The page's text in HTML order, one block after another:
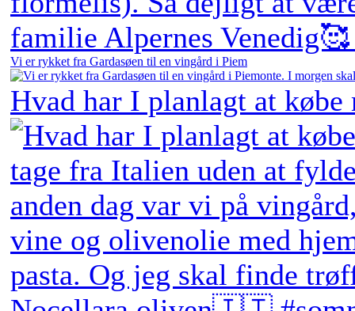
Vi er rykket fra Gardasøen til en vingård i Piem
Hvad har I planlagt at